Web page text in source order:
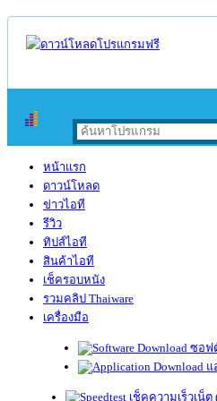
หน้าแรก
ดาวน์โหลด
ข่าวไอที
รีวิว
ทิปส์ไอที
สินค้าไอที
เช็ครอบหนัง
รวมคลิป Thaiware
เครื่องมือ
ซอฟ
แ
เช็คความเร็วเน็ต